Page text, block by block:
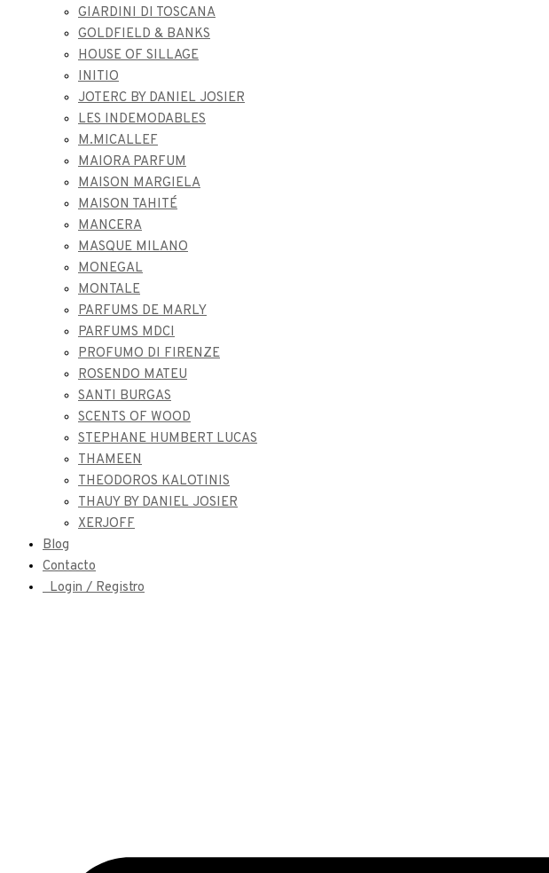
GIARDINI DI TOSCANA
GOLDFIELD & BANKS
HOUSE OF SILLAGE
INITIO
JOTERC BY DANIEL JOSIER
LES INDEMODABLES
M.MICALLEF
MAIORA PARFUM
MAISON MARGIELA
MAISON TAHITÉ
MANCERA
MASQUE MILANO
MONEGAL
MONTALE
PARFUMS DE MARLY
PARFUMS MDCI
PROFUMO DI FIRENZE
ROSENDO MATEU
SANTI BURGAS
SCENTS OF WOOD
STEPHANE HUMBERT LUCAS
THAMEEN
THEODOROS KALOTINIS
THAUY BY DANIEL JOSIER
XERJOFF
Blog
Contacto
Login / Registro